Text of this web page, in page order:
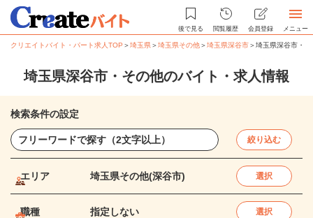
後で見る 閲覧履歴 会員登録 メニュー
クリエイトバイト・パート求人TOP ＞埼玉県＞埼玉県その他＞埼玉県深谷市＞埼玉県深谷市・
埼玉県深谷市・その他のバイト・求人情報
検索条件の設定
絞り込む
エリア 埼玉県その他(深谷市) 選択
職種 指定しない 選択